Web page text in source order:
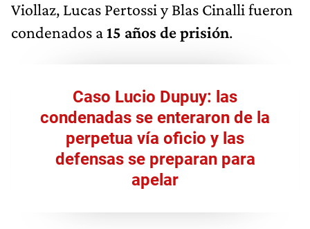
Viollaz, Lucas Pertossi y Blas Cinalli fueron
condenados a15 años de prisión.
Caso Lucio Dupuy: las
condenadas se enteraron de la
perpetua vía oficio y las
defensas se preparan para
apelar